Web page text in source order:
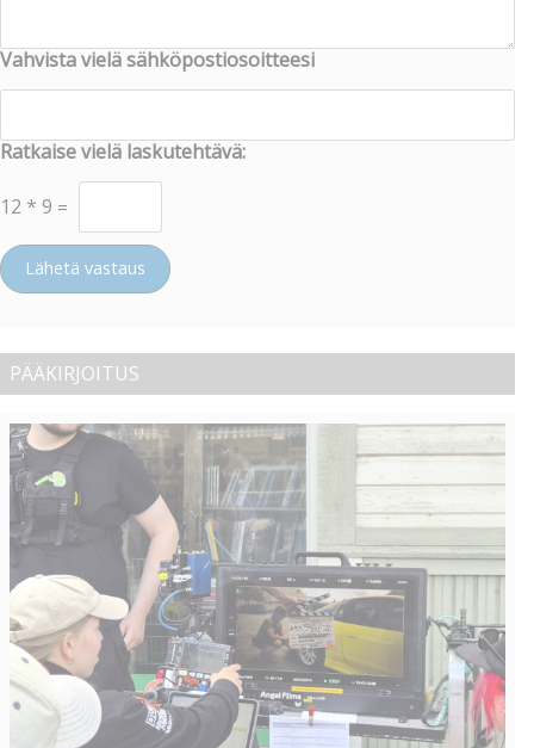
Vahvista vielä sähköpostiosoitteesi
Ratkaise vielä laskutehtävä:
12 * 9 =
Lähetä vastaus
PÄÄKIRJOITUS